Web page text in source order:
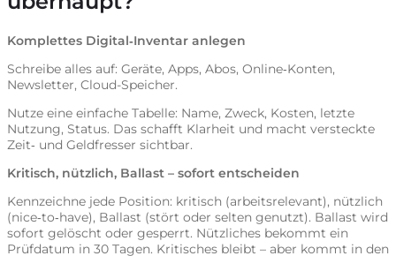
Komplettes Digital‑Inventar anlegen
Schreibe alles auf: Geräte, Apps, Abos, Online‑Konten,
Newsletter, Cloud-Speicher.
Nutze eine einfache Tabelle: Name, Zweck, Kosten, letzte
Nutzung, Status. Das schafft Klarheit und macht versteckte
Zeit‑ und Geldfresser sichtbar.
Kritisch, nützlich, Ballast – sofort entscheiden
Kennzeichne jede Position: kritisch (arbeitsrelevant), nützlich
(nice‑to‑have), Ballast (stört oder selten genutzt). Ballast wird
sofort gelöscht oder gesperrt. Nützliches bekommt ein
Prüfdatum in 30 Tagen. Kritisches bleibt – aber kommt in den